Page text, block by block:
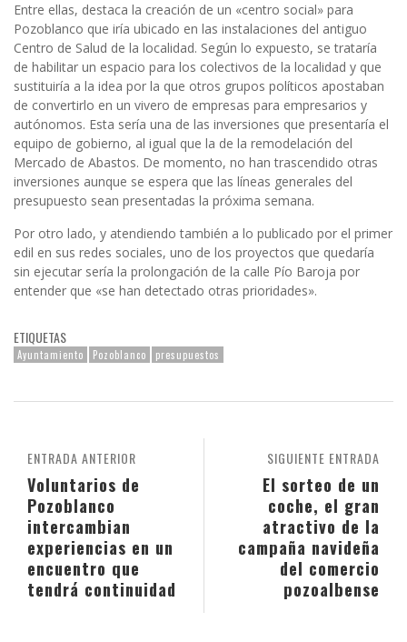
Entre ellas, destaca la creación de un «centro social» para
Pozoblanco que iría ubicado en las instalaciones del antiguo
Centro de Salud de la localidad. Según lo expuesto, se trataría
de habilitar un espacio para los colectivos de la localidad y que
sustituiría a la idea por la que otros grupos políticos apostaban
de convertirlo en un vivero de empresas para empresarios y
autónomos. Esta sería una de las inversiones que presentaría el
equipo de gobierno, al igual que la de la remodelación del
Mercado de Abastos. De momento, no han trascendido otras
inversiones aunque se espera que las líneas generales del
presupuesto sean presentadas la próxima semana.
Por otro lado, y atendiendo también a lo publicado por el primer
edil en sus redes sociales, uno de los proyectos que quedaría
sin ejecutar sería la prolongación de la calle Pío Baroja por
entender que «se han detectado otras prioridades».
ETIQUETAS
Ayuntamiento Pozoblanco presupuestos
SIGUIENTE ENTRADA
El sorteo de un
coche, el gran
atractivo de la
campaña navideña
del comercio
pozoalbense
ENTRADA ANTERIOR
Voluntarios de
Pozoblanco
intercambian
experiencias en un
encuentro que
tendrá continuidad